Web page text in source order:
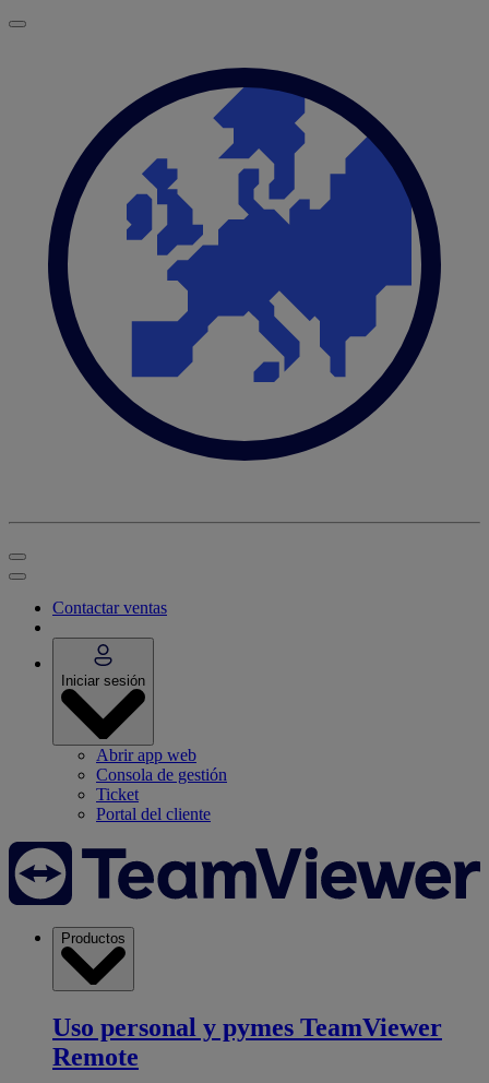
Contactar ventas
Iniciar sesión
Abrir app web
Consola de gestión
Ticket
Portal del cliente
Productos
Uso personal y pymes TeamViewer
Remote